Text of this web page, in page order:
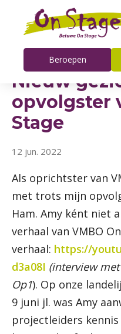
Beroepen
Nieuw
opvolgster
Stage
12 jun. 2022
Als oprichtster van
met trots mijn
Ham. Amy ként niet
verhaal van VMBO
verhaal: https://
d3a08I (interview
Op1). Op onze
9 juni jl. was Amy
projectleiders